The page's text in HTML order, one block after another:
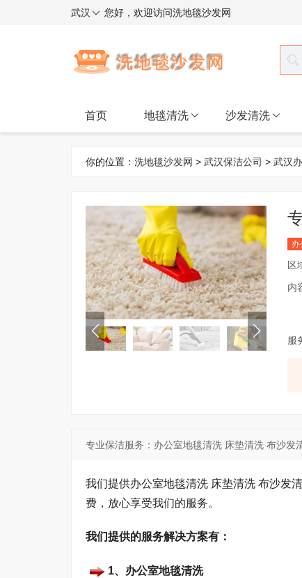
武汉 您好，欢迎访问洗地毯沙发网
首页 地毯清洗 沙发清洗
你的位置： 洗地毯沙发网 > 武汉保洁公司 > 武汉
办
区
内
服
专业保洁服务：办公室地毯清洗 床垫清洗 布沙发
我们提供办公室地毯清洗 床垫清洗 布沙发
费，放心享受我们的服务。
我们提供的服务解决方案有：
1、办公室地毯清洗